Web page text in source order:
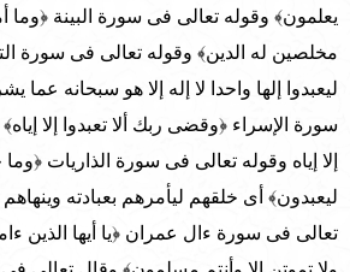
يعلمون﴾ وقوله تعالى فى سورة البينة ﴿وما
مخلصين له الدين﴾ وقوله تعالى فى سورة
ليعبدوا إلها واحدا لا إله إلا هو سبحانه
سورة الإسراء ﴿وقضى ربك ألا تعبدوا إلا
إلا إياه وقوله تعالى فى سورة الذاريات
ليعبدون﴾ أى خلقهم ليأمرهم بعبادته
تعالى فى سورة ءال عمران ﴿يا أيها الذين